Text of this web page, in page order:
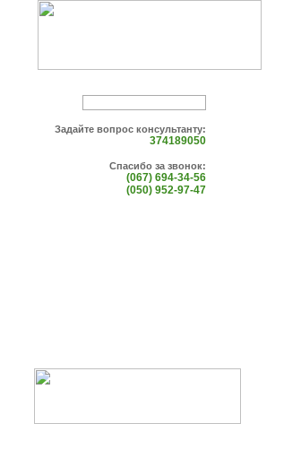
Задайте вопрос консультанту:
374189050
Спасибо за звонок:
(067) 694-34-56
(050) 952-97-47